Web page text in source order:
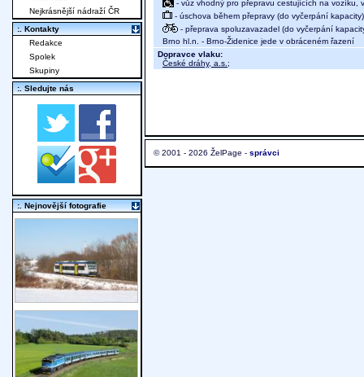
- vůz vhodný pro přepravu cestujících na vozíku,
- úschova během přepravy (do vyčerpání kapacity)
- přeprava spoluzavazadel (do vyčerpání
Brno hl.n. - Brno-Židenice jede v obráceném řazení
Dopravce vlaku:
České dráhy, a.s. ;
© 2001 - 2026 ŽelPage - správci
Nejkrásnější nádraží ČR
:. Kontakty
Redakce
Spolek
Skupiny
:. Sledujte nás
:. Nejnovější fotografie